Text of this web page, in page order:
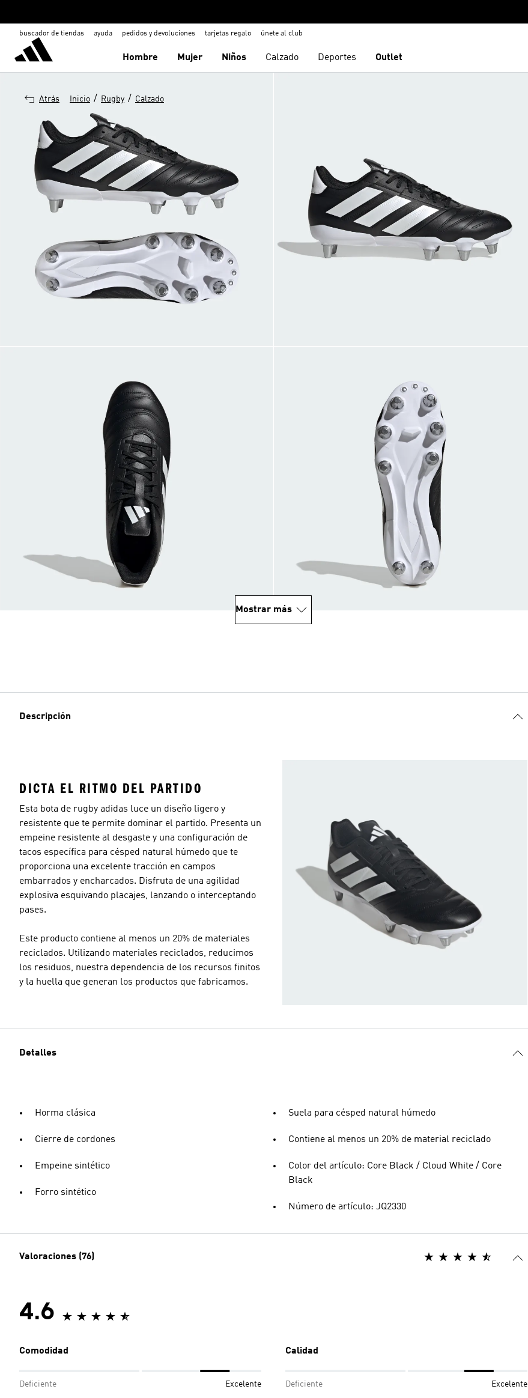
buscador de tiendas ayuda pedidos y devoluciones tarjetas regalo únete al club
Hombre Mujer Niños Calzado Deportes Outlet
Atrás Inicio / Rugby / Calzado
Mostrar más
Descripción
DICTA EL RITMO DEL PARTIDO
Esta bota de rugby adidas luce un diseño ligero y
resistente que te permite dominar el partido. Presenta un
empeine resistente al desgaste y una configuración de
tacos específica para césped natural húmedo que te
proporciona una excelente tracción en campos
embarrados y encharcados. Disfruta de una agilidad
explosiva esquivando placajes, lanzando o interceptando
pases.
Este producto contiene al menos un 20% de materiales
reciclados. Utilizando materiales reciclados, reducimos
los residuos, nuestra dependencia de los recursos finitos
y la huella que generan los productos que fabricamos.
Detalles
Horma clásica
Cierre de cordones
Empeine sintético
Forro sintético
Suela para césped natural húmedo
Contiene al menos un 20% de material reciclado
Color del artículo: Core Black / Cloud White / Core
Black
Número de artículo: JQ2330
Valoraciones (76)
4.6
Comodidad
Deficiente Excelente
Calidad
Deficiente Excelente